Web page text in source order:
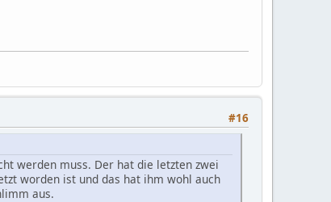
#16
werden muss. Der hat die letzten zwei
worden ist und das hat ihm wohl auch
aus.